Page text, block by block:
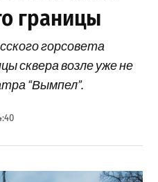
границы
горсовета
сквера возле уже не
“Вымпел”.